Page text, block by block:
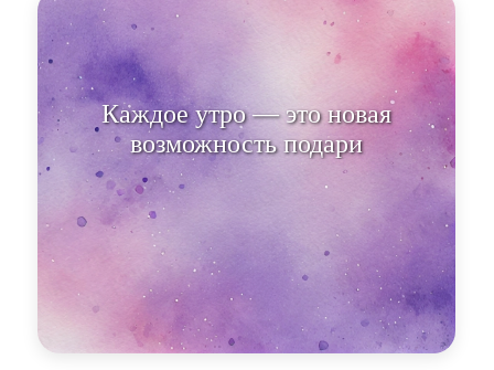
Каждое утро — это новая
возможность подарить друг
другу частичку света.